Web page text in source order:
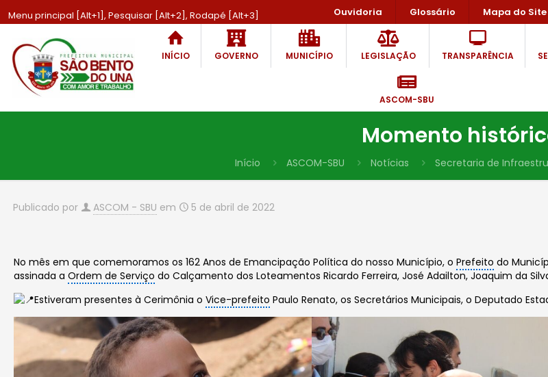
Menu principal [Alt+1], Pesquisar [Alt+2], Rodapé [Alt+3] Ouvidoria Glossário Mapa do Site
INÍCIO GOVERNO MUNICÍPIO LEGISLAÇÃO TRANSPARÊNCIA
ASCOM-SBU
Momento
Início ASCOM-SBU Notícias Secretaria de
Publicado por ASCOM - SBU em 5 de abril de 2022
No mês em que comemoramos os 162 Anos de Emancipação Política do nosso Município, oPrefeito do
assinada aOrdem de Serviço do Calçamento dos Loteamentos Ricardo Ferreira, José Adailton, Joaquim da
Estiveram presentes à Cerimônia oVice-prefeito Paulo Renato, os Secretários Municipais, o Deputado